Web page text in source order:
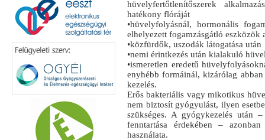
hüvelyfertőtlenítőszerek
hatékony flóráját
•hüvelyfolyásnál, hormonális
elhelyezett fogamzásgátló eszközök
•közfürdők, uszodák látogatása után
•nemi érintkezés után kialakuló
•ismeretlen eredetű
enyhébb formáinál, kizárólag
kezelés.
Erős bakteriális vagy mikotikus
nem biztosít gyógyulást, ilyen
szükséges. A gyógykezelés után
fenntartása érdekében –
használata.